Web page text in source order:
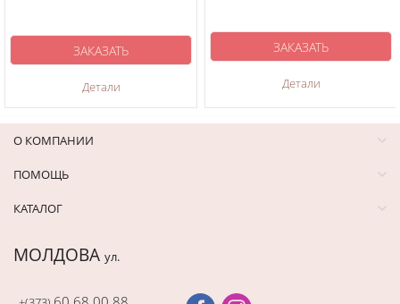
Детали
ЗАКАЗАТЬ
Детали
ЗАКАЗАТЬ
О КОМПАНИИ
ПОМОЩЬ
КАТАЛОГ
МОЛДОВА ул.